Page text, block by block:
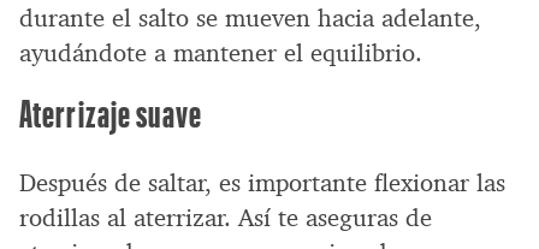
durante el salto se mueven hacia adelante,
ayudándote a mantener el equilibrio.
Aterrizaje suave
Después de saltar, es importante flexionar las
rodillas al aterrizar. Así te aseguras de